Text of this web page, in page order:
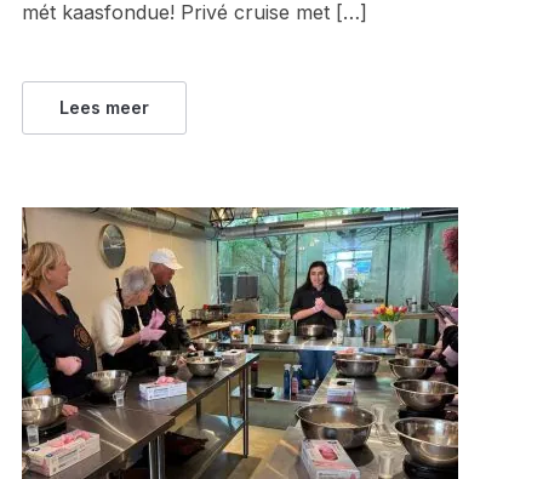
mét kaasfondue! Privé cruise met […]
Lees meer